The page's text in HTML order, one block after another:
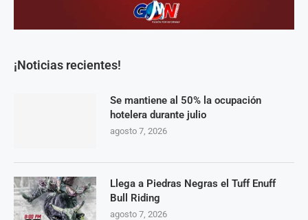
¡Noticias recientes!
Se mantiene al 50% la ocupación
hotelera durante julio
agosto 7, 2026
Llega a Piedras Negras el Tuff Enuff
Bull Riding
agosto 7, 2026